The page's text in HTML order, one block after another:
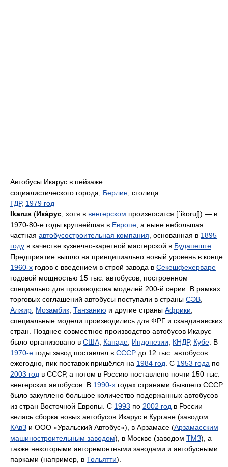
Автобусы Икарус в пейзаже
социалистического города, Берлин , столица
ГДР, 1979 год
Ikarus (Ика́рус , хотя в венгерском произносится [ˈikɒruʃ]) — в
1970-80-е годы крупнейшая в Европе , а ныне небольшая
частная автобусостроительная компания , основанная в 1895
году в качестве кузнечно-каретной мастерской в Будапеште
Предприятие вышло на принципиально новый уровень в конце
1960-х годов с введением в строй завода в Секешфехерваре
годовой мощностью 15 тыс. автобусов, построенном
специально для производства моделей 200-й серии. В рамках
торговых соглашений автобусы поступали в страны СЭВ
Алжир Мозамбик Танзанию и другие страны Африки
специальные модели производились для ФРГ и скандинавских
стран. Позднее совместное производство автобусов Икарус
было организовано в США Канаде Индонезии КНДР, Кубе . В
1970-е годы завод поставлял в СССР до 12 тыс. автобусов
ежегодно, пик поставок пришёлся на 1984 год . С 1953 года по
2003 год в СССР, а потом в Россию поставлено почти 150 тыс.
венгерских автобусов. В 1990-х годах странами бывшего СССР
было закуплено большое количество подержанных автобусов
из стран Восточной Европы. С 1993 по 2002 год в России
велась сборка новых автобусов Икарус в Кургане (заводом
КАвЗ и ООО «Уральский Автобус»), в Арзамасе (Арзамасским
машиностроительным заводом), в Москве (заводом ТМЗ), а
также некоторыми авторемонтными заводами и автобусными
парками (например, в Тольятти).